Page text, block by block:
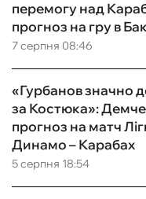
7 серпня 08:46
перемогу над
прогноз на гру в
5 серпня 18:54
«Гурбанов значно
за Костюка»:
прогноз на матч
Динамо – Карабах